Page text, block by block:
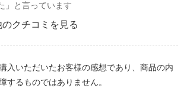
」と言っています
クチコミを見る
入いただいたお客様の感想であり、商品の内
するものではありません。